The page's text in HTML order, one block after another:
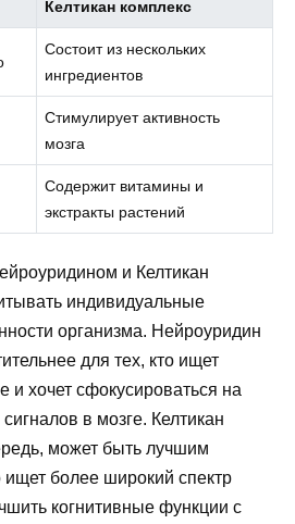
Келтикан комплекс
Состоит из нескольких
ингредиентов
Стимулирует активность
мозга
Содержит витамины и
экстракты растений
и Келтикан
индивидуальные
организма. Нейроуридин
для тех, кто ищет
и хочет сфокусироваться на
в мозге. Келтикан
может быть лучшим
ищет более широкий спектр
когнитивные функции с